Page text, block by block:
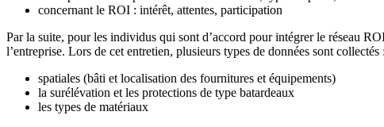
concernant le ROI : intérêt, attentes, participation
Par la suite, pour les individus qui sont d’accord pour intégrer le réseau
l’entreprise. Lors de cet entretien, plusieurs types de données sont collectés :
spatiales (bâti et localisation des fournitures et équipements)
la surélévation et les protections de type batardeaux
les types de matériaux